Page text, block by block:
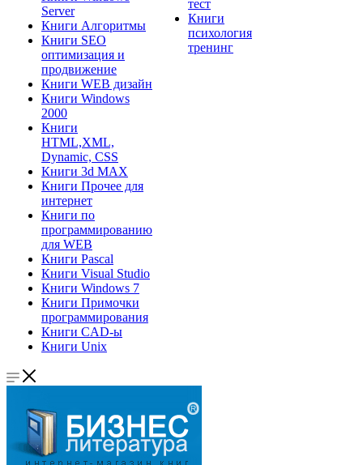
Server
Книги Алгоритмы
Книги SEO
оптимизация и
продвижение
Книги WEB дизайн
Книги Windows
2000
Книги
HTML,XML,
Dynamic, CSS
Книги 3d MAX
Книги Прочее для
интернет
Книги по
программированию
для WEB
Книги Pascal
Книги Visual Studio
Книги Windows 7
Книги Примочки
программирования
Книги CAD-ы
Книги Unix
тест
Книги
психология
тренинг